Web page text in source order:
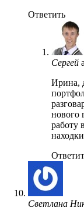
Ответить
Сергей
Ирина,
нового
работу
Светлана